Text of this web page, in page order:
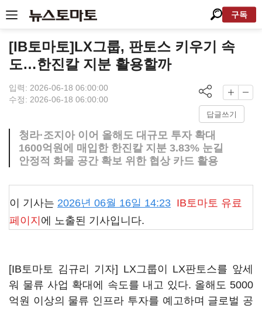
구독
[IB토마토]LX그룹, 판토스 키우기 속
도…한진칼 지분 활용할까
입력: 2026-06-18 06:00:00
수정: 2026-06-18 06:00:00
답글쓰기
청라·조지아 이어 올해도 대규모 투자 확대
1600억원에 매입한 한진칼 지분 3.83% 눈길
안정적 화물 공간 확보 위한 협상 카드 활용
이 기사는 2026년 06월 16일 14:23 IB토마토 유료
페이지 에 노출된 기사입니다.
[IB토마토 김규리 기자] LX그룹이 LX판토스를 앞세
워 물류 사업 확대에 속도를 내고 있다. 올해도 5000
억원 이상의 물류 인프라 투자를 예고하며 글로벌 공